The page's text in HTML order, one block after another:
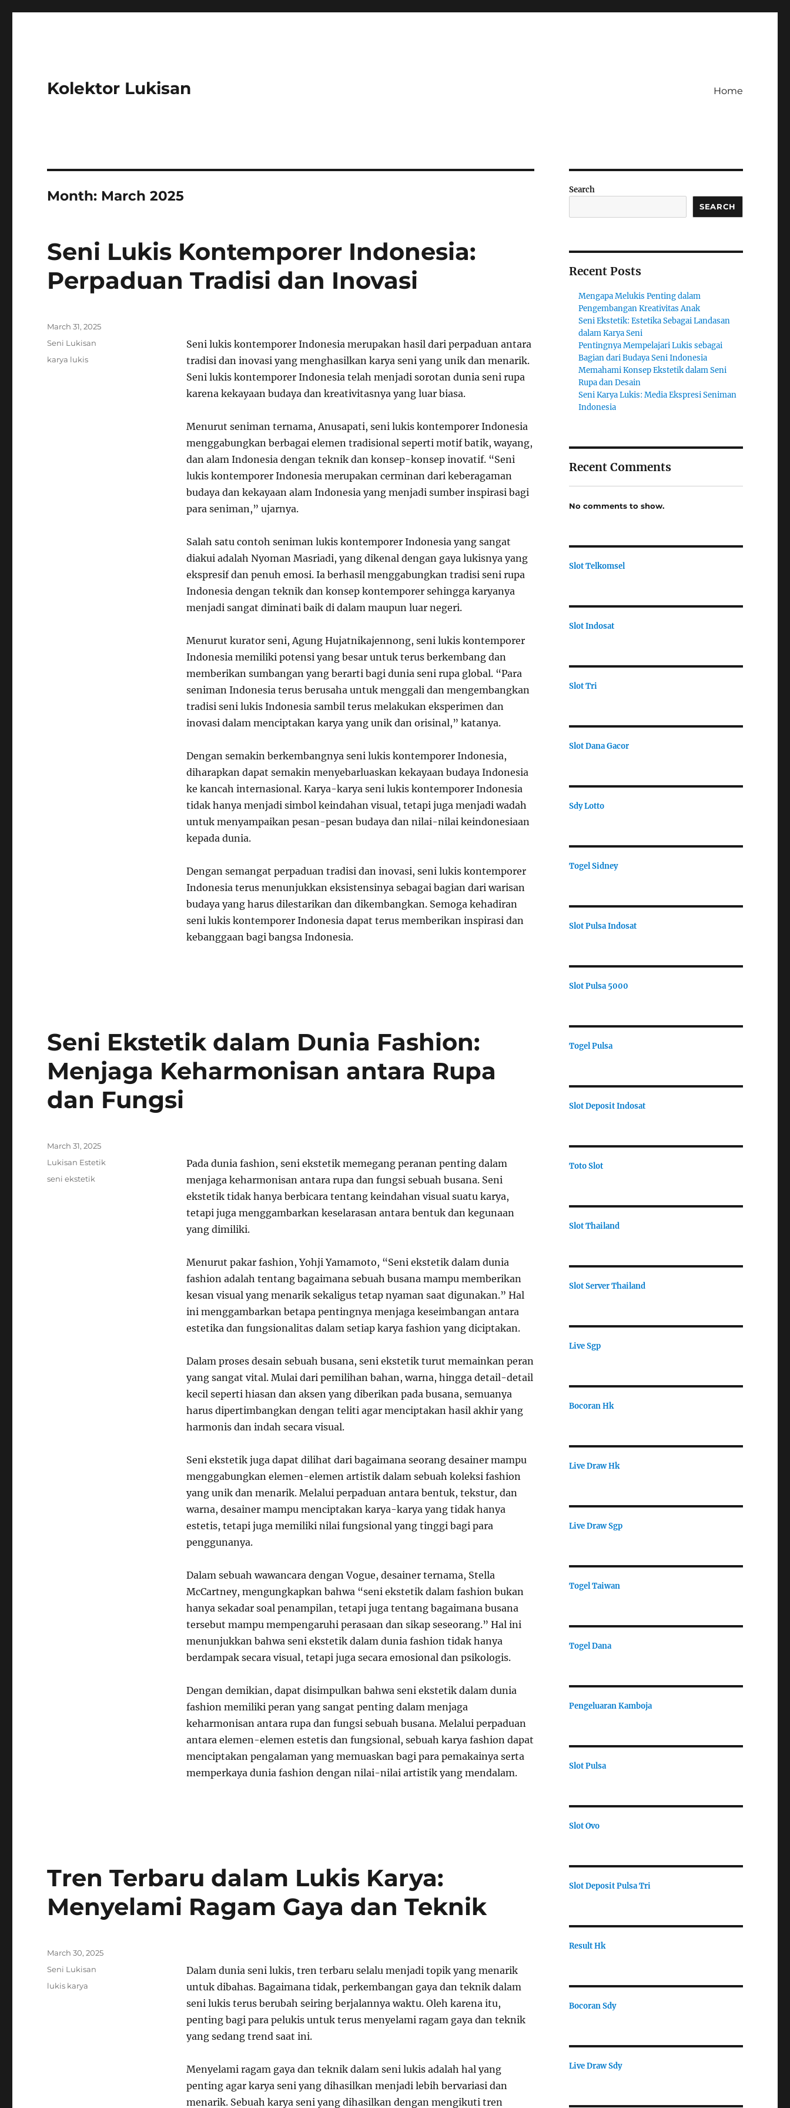
Kolektor Lukisan Home
Month: March 2025
Seni Lukis Kontemporer Indonesia:
Perpaduan Tradisi dan Inovasi
Seni lukis kontemporer Indonesia merupakan hasil dari perpaduan antara
tradisi dan inovasi yang menghasilkan karya seni yang unik dan menarik.
Seni lukis kontemporer Indonesia telah menjadi sorotan dunia seni rupa
karena kekayaan budaya dan kreativitasnya yang luar biasa.
Menurut seniman ternama, Anusapati, seni lukis kontemporer Indonesia
menggabungkan berbagai elemen tradisional seperti motif batik, wayang,
dan alam Indonesia dengan teknik dan konsep-konsep inovatif. “Seni
lukis kontemporer Indonesia merupakan cerminan dari keberagaman
budaya dan kekayaan alam Indonesia yang menjadi sumber inspirasi bagi
para seniman,” ujarnya.
Salah satu contoh seniman lukis kontemporer Indonesia yang sangat
diakui adalah Nyoman Masriadi, yang dikenal dengan gaya lukisnya yang
ekspresif dan penuh emosi. Ia berhasil menggabungkan tradisi seni rupa
Indonesia dengan teknik dan konsep kontemporer sehingga karyanya
menjadi sangat diminati baik di dalam maupun luar negeri.
Menurut kurator seni, Agung Hujatnikajennong, seni lukis kontemporer
Indonesia memiliki potensi yang besar untuk terus berkembang dan
memberikan sumbangan yang berarti bagi dunia seni rupa global. “Para
seniman Indonesia terus berusaha untuk menggali dan mengembangkan
tradisi seni lukis Indonesia sambil terus melakukan eksperimen dan
inovasi dalam menciptakan karya yang unik dan orisinal,” katanya.
Dengan semakin berkembangnya seni lukis kontemporer Indonesia,
diharapkan dapat semakin menyebarluaskan kekayaan budaya Indonesia
ke kancah internasional. Karya-karya seni lukis kontemporer Indonesia
tidak hanya menjadi simbol keindahan visual, tetapi juga menjadi wadah
untuk menyampaikan pesan-pesan budaya dan nilai-nilai keindonesiaan
kepada dunia.
Dengan semangat perpaduan tradisi dan inovasi, seni lukis kontemporer
Indonesia terus menunjukkan eksistensinya sebagai bagian dari warisan
budaya yang harus dilestarikan dan dikembangkan. Semoga kehadiran
seni lukis kontemporer Indonesia dapat terus memberikan inspirasi dan
kebanggaan bagi bangsa Indonesia.
Posted
March 31, 2025
Categories
Seni Lukisan
Tags
karya lukis
Seni Ekstetik dalam Dunia Fashion:
Menjaga Keharmonisan antara Rupa
dan Fungsi
Pada dunia fashion, seni ekstetik memegang peranan penting dalam
menjaga keharmonisan antara rupa dan fungsi sebuah busana. Seni
ekstetik tidak hanya berbicara tentang keindahan visual suatu karya,
tetapi juga menggambarkan keselarasan antara bentuk dan kegunaan
yang dimiliki.
Menurut pakar fashion, Yohji Yamamoto, “Seni ekstetik dalam dunia
fashion adalah tentang bagaimana sebuah busana mampu memberikan
kesan visual yang menarik sekaligus tetap nyaman saat digunakan.” Hal
ini menggambarkan betapa pentingnya menjaga keseimbangan antara
estetika dan fungsionalitas dalam setiap karya fashion yang diciptakan.
Dalam proses desain sebuah busana, seni ekstetik turut memainkan peran
yang sangat vital. Mulai dari pemilihan bahan, warna, hingga detail-detail
kecil seperti hiasan dan aksen yang diberikan pada busana, semuanya
harus dipertimbangkan dengan teliti agar menciptakan hasil akhir yang
harmonis dan indah secara visual.
Seni ekstetik juga dapat dilihat dari bagaimana seorang desainer mampu
menggabungkan elemen-elemen artistik dalam sebuah koleksi fashion
yang unik dan menarik. Melalui perpaduan antara bentuk, tekstur, dan
warna, desainer mampu menciptakan karya-karya yang tidak hanya
estetis, tetapi juga memiliki nilai fungsional yang tinggi bagi para
penggunanya.
Dalam sebuah wawancara dengan Vogue, desainer ternama, Stella
McCartney, mengungkapkan bahwa “seni ekstetik dalam fashion bukan
hanya sekadar soal penampilan, tetapi juga tentang bagaimana busana
tersebut mampu mempengaruhi perasaan dan sikap seseorang.” Hal ini
menunjukkan bahwa seni ekstetik dalam dunia fashion tidak hanya
berdampak secara visual, tetapi juga secara emosional dan psikologis.
Dengan demikian, dapat disimpulkan bahwa seni ekstetik dalam dunia
fashion memiliki peran yang sangat penting dalam menjaga
keharmonisan antara rupa dan fungsi sebuah busana. Melalui perpaduan
antara elemen-elemen estetis dan fungsional, sebuah karya fashion dapat
menciptakan pengalaman yang memuaskan bagi para pemakainya serta
memperkaya dunia fashion dengan nilai-nilai artistik yang mendalam.
Posted
March 31, 2025
Categories
Lukisan Estetik
Tags
seni ekstetik
Tren Terbaru dalam Lukis Karya:
Menyelami Ragam Gaya dan Teknik
Dalam dunia seni lukis, tren terbaru selalu menjadi topik yang menarik
untuk dibahas. Bagaimana tidak, perkembangan gaya dan teknik dalam
seni lukis terus berubah seiring berjalannya waktu. Oleh karena itu,
penting bagi para pelukis untuk terus menyelami ragam gaya dan teknik
yang sedang trend saat ini.
Menyelami ragam gaya dan teknik dalam seni lukis adalah hal yang
penting agar karya seni yang dihasilkan menjadi lebih bervariasi dan
menarik. Sebuah karya seni yang dihasilkan dengan mengikuti tren
Posted
March 30, 2025
Categories
Seni Lukisan
Tags
lukis karya
Search
SEARCH
Recent Posts
Mengapa Melukis Penting dalam
Pengembangan Kreativitas Anak
Seni Ekstetik: Estetika Sebagai Landasan
dalam Karya Seni
Pentingnya Mempelajari Lukis sebagai
Bagian dari Budaya Seni Indonesia
Memahami Konsep Ekstetik dalam Seni
Rupa dan Desain
Seni Karya Lukis: Media Ekspresi Seniman
Indonesia
Recent Comments
No comments to show.
Slot Telkomsel
Slot Indosat
Slot Tri
Slot Dana Gacor
Sdy Lotto
Togel Sidney
Slot Pulsa Indosat
Slot Pulsa 5000
Togel Pulsa
Slot Deposit Indosat
Toto Slot
Slot Thailand
Slot Server Thailand
Live Sgp
Bocoran Hk
Live Draw Hk
Live Draw Sgp
Togel Taiwan
Togel Dana
Pengeluaran Kamboja
Slot Pulsa
Slot Ovo
Slot Deposit Pulsa Tri
Result Hk
Bocoran Sdy
Live Draw Sdy